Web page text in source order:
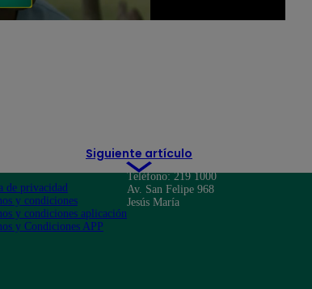
Siguiente artículo
de privacidad
y condiciones
y condiciones aplicación
y Condiciones APP
Teléfono: 219 1000
Av. San Felipe 968
Jesús María